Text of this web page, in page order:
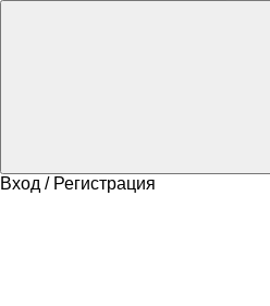
Вход / Регистрация